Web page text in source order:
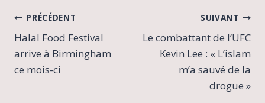
Navigation
de
l’article
PRÉCÉDENT
Halal Food Festival
arrive à Birmingham
ce mois-ci
SUIVANT
Le combattant de l’UFC
Kevin Lee : « L’islam
m’a sauvé de la
drogue »